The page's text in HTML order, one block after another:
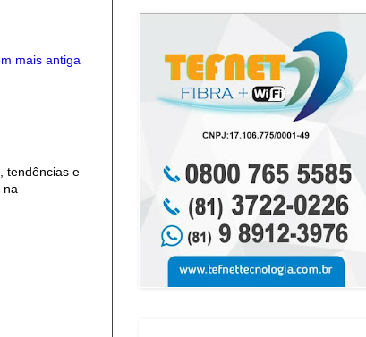
mais antiga
tendências e
na